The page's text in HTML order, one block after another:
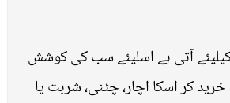
آتی ہے اسلیئے سب کی کوشش
کر اسکا اچار، چٹنی، شربت یا